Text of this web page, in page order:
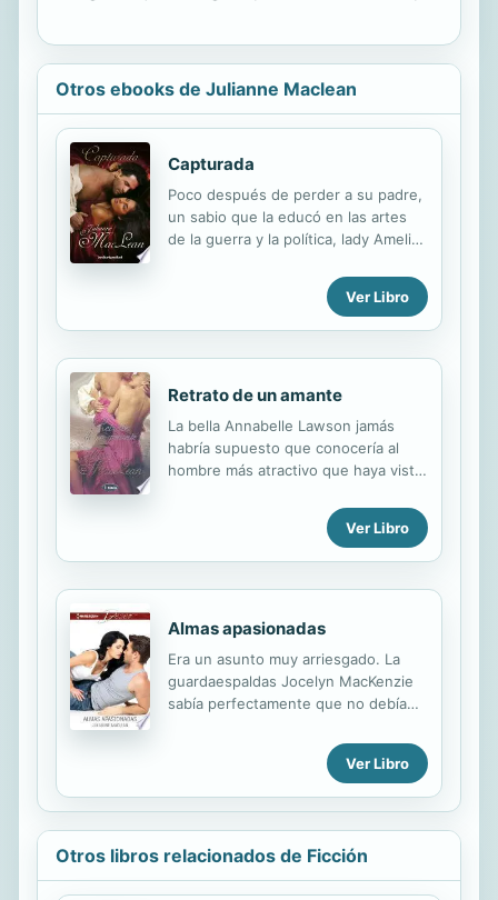
Otros ebooks de Julianne Maclean
Capturada
Poco después de perder a su padre,
un sabio que la educó en las artes
de la guerra y la política, lady Amelia
prometido, el teniente coronel
Richard Bennett, que combate contra
las violentas revueltas de la región.
encuentra con Duncan MacLean, el
carnicero escocés, quien ha tomado
a sangre y fuego el castillo para
capturar a Bennett. Duncan, cuya
prometida ha muerto a manos del
teniente, decide que tal vez
secuestrar a Amelia es una mejor
venganza, y que podrá utilizarla
Ver Libro
Retrato de un amante
La bella Annabelle Lawson jamás
habría supuesto que conocería al
hombre más atractivo que haya visto
embargo, cuando se encuentra con
el misterioso John Edwards, se
desata en su corazón de artista una
Ver Libro
Almas apasionadas
Era un asunto muy arriesgado. La
guardaespaldas Jocelyn MacKenzie
sabía perfectamente que no debía
sobre todo si su misión era proteger
al guapísimo doctor Donovan Knight.
para resistirse a la sexy mirada de
aquellos ojos verdes, pero más le
valía no dejarse distraer por el bien
de su cliente... y de su propio
Ver Libro
Otros libros relacionados de Ficción